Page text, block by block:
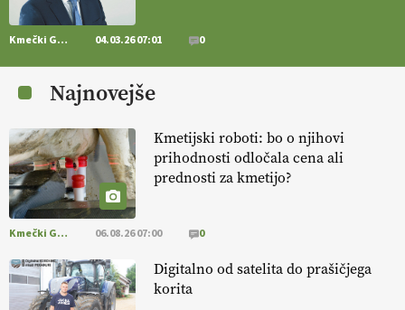
varnost,
okolje in kakovost življenja. VEČ
https://t.co/K0USFPJ5fJ @EUAgri #IMCAP #CAP
https://t.co/vcHhoOixHy
14.07.2026
[EKOloško = LOGIČNO ]
Danes ni pomembna le količina hrane,
ampak tudi način njene pridelave
@EUAgri #imcap #cap #blog https://t.co/2sllAmcKwG
[EKOloško = LOGIČNO
Kmečki Glas 04.03.26 07:01 0
Najnovejše
Kmetijski roboti: bo o njihovi
prihodnosti odločala cena ali
prednosti za kmetijo?
Kmečki Glas 06.08.26 07:00 0
Digitalno od satelita do prašičjega
korita